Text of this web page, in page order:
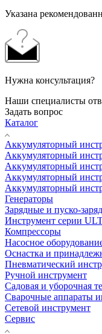
Указана
Нужна консультация?
Наши специалисты
Задать вопрос
Каталог
Аккумуляторный
Аккумуляторный
Аккумуляторный
Аккумуляторный
Аккумуляторный
Генераторы
Зарядные и пуско-
Инструмент серии
Компрессоры
Насосное
Оснастка и
Пневматический
Ручной инструмент
Садовая и уборочная
Сварочные аппараты
Сетевой инструмент
Сервис